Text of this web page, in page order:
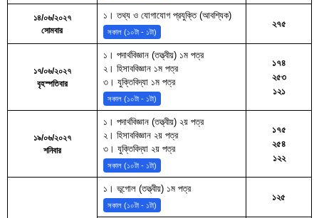
১৪/০৬/২০২৭
সোমবার
১। তথ্য ও যোগাযোগ প্রযুক্তি (আবশ্যিক)
সকাল (১০টা - ১টা)
২৭৫
১৭/০৬/২০২৭
বৃহস্পতিবার
১। পদার্থবিজ্ঞান (তত্ত্বীয়) ১ম পত্র
২। হিসাববিজ্ঞান ১ম পত্র
৩। যুক্তিবিদ্যা ১ম পত্র
সকাল (১০টা - ১টা)
১৭৪
২৫৩
১২১
১৯/০৬/২০২৭
শনিবার
১। পদার্থবিজ্ঞান (তত্ত্বীয়) ২য় পত্র
২। হিসাববিজ্ঞান ২য় পত্র
৩। যুক্তিবিদ্যা ২য় পত্র
সকাল (১০টা - ১টা)
১৭৫
২৫৪
১২২
১। ভূগোল (তত্ত্বীয়) ১ম পত্র
সকাল (১০টা - ১টা)
১২৫